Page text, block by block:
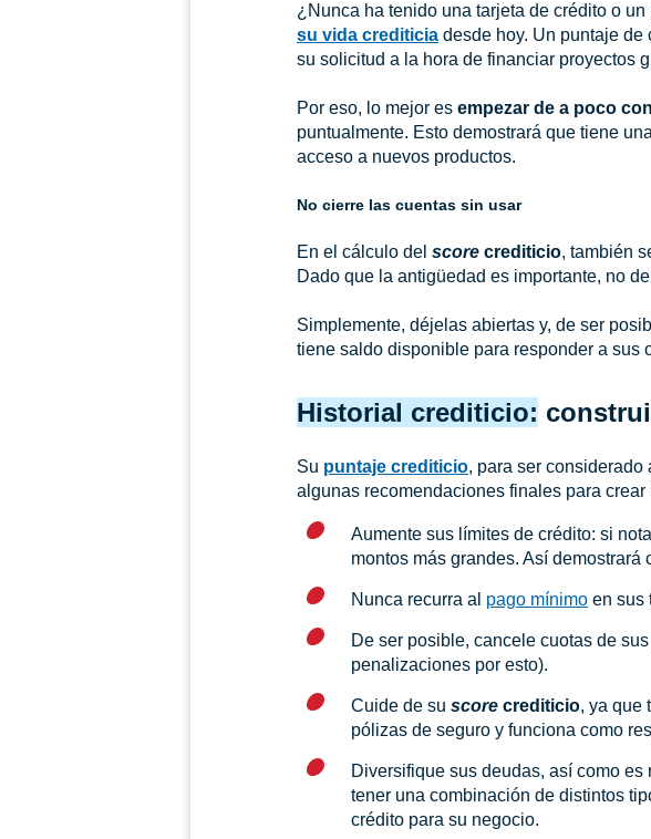
¿Nunca ha tenido una tarjeta de crédito o
su vida crediticia desde hoy. Un puntaje
su solicitud a la hora de financiar proyectos
Por eso, lo mejor es empezar de a poco
puntualmente. Esto demostrará que tiene
acceso a nuevos productos.
No cierre las cuentas sin usar
En el cálculo del score crediticio, también
Dado que la antigüedad es importante, no
Simplemente, déjelas abiertas y, de ser
tiene saldo disponible para responder a sus
Historial crediticio:
Su puntaje crediticio, para ser considerado
algunas recomendaciones finales para
Aumente sus límites de crédito: si
montos más grandes. Así
Nunca recurra al pago mínimo en sus
De ser posible, cancele cuotas de
penalizaciones por esto).
Cuide de su score crediticio, ya que
pólizas de seguro y funciona como
Diversifique sus deudas, así como
tener una combinación de distintos
crédito para su negocio.